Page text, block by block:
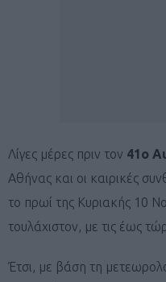
Λίγες μέρες πριν τον 41ο
Αθήνας και οι καιρικές
το πρωί της Κυριακής 10
τουλάχιστον, με τις έως
Έτσι, με βάση τη